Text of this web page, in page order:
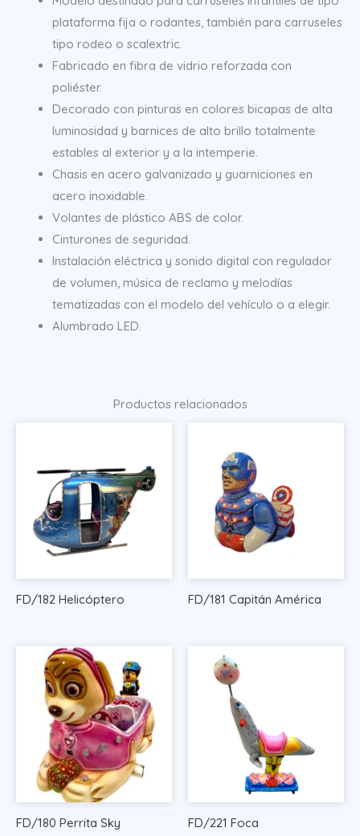
plataforma fija o rodantes, también para carruseles
tipo rodeo o scalextric.
Fabricado en fibra de vidrio reforzada con
poliéster.
Decorado con pinturas en colores bicapas de alta
luminosidad y barnices de alto brillo totalmente
estables al exterior y a la intemperie.
Chasis en acero galvanizado y guarniciones en
acero inoxidable.
Volantes de plástico ABS de color.
Cinturones de seguridad.
Instalación eléctrica y sonido digital con regulador
de volumen, música de reclamo y melodías
tematizadas con el modelo del vehículo o a elegir.
Alumbrado LED.
Productos relacionados
FD/182 Helicóptero FD/181 Capitán América
FD/180 Perrita Sky FD/221 Foca